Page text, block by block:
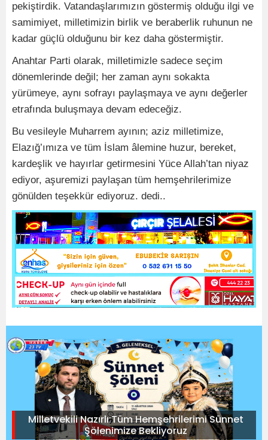
pekiştirdik. Vatandaşlarımızın göstermiş olduğu ilgi ve
samimiyet, milletimizin birlik ve beraberlik ruhunun ne
kadar güçlü olduğunu bir kez daha göstermiştir.
Anahtar Parti olarak, milletimizle sadece seçim
dönemlerinde değil; her zaman aynı sokakta
yürümeye, aynı sofrayı paylaşmaya ve aynı değerler
etrafında buluşmaya devam edeceğiz.
Bu vesileyle Muharrem ayının; aziz milletimize,
Elazığ’ımıza ve tüm İslam âlemine huzur, bereket,
kardeşlik ve hayırlar getirmesini Yüce Allah’tan niyaz
ediyor, aşuremizi paylaşan tüm hemşehrilerimize
gönülden teşekkür ediyoruz. dedi..
Milletvekili Nazırlı:Tüm Hemşehrilerimi Sünnet
Şölenimize Bekliyoruz